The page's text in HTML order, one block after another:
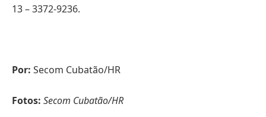
13 – 3372-9236.
Por: Secom Cubatão/HR
Fotos: Secom Cubatão/HR